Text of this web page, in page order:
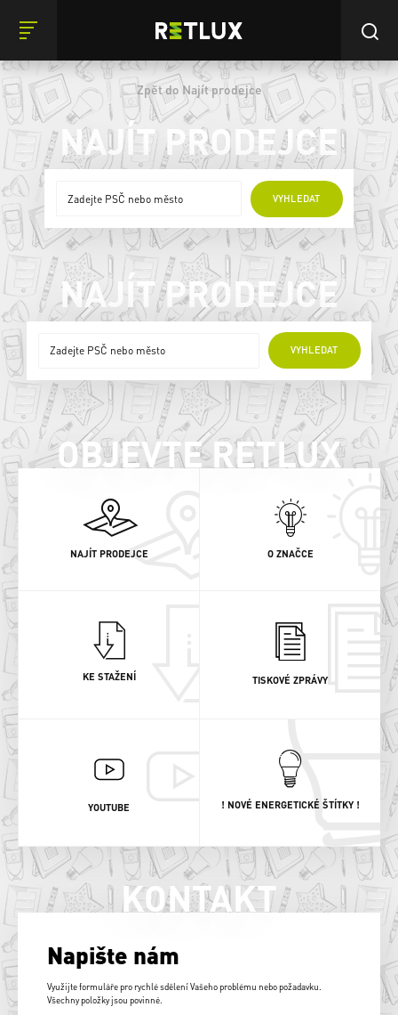
Zpět do Najít prodejce
NAJÍT PRODEJCE
VYHLEDAT
ONLINE PRODEJCI
NAJÍT PRODEJCE
VYHLEDAT
ONLINE PRODEJCI
OBJEVTE RETLUX
NAJÍT PRODEJCE O ZNAČCE
KE STAŽENÍ TISKOVÉ ZPRÁVY
YOUTUBE ! NOVÉ ENERGETICKÉ ŠTÍTKY !
KONTAKT
Napište nám
Využijte formuláře pro rychlé sdělení Vašeho problému nebo požadavku.
Všechny položky jsou povinné.